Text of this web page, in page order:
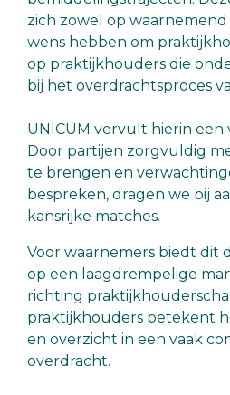
zich zowel op
wens hebben om
op praktijkhouders die
bij het overdrachtsproces
UNICUM vervult hierin een
Door partijen zorgvuldig
te brengen en
bespreken, dragen we bij
kansrijke matches.
Voor waarnemers biedt dit
op een laagdrempelige
richting
praktijkhouders betekent
en overzicht in een vaak
overdracht.